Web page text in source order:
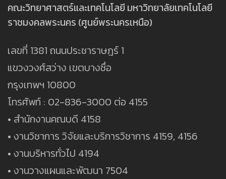
คณะวิทยาศาสตร์และเทคโนโลยี มหาวิทยาลัยเทคโนโลยี
ราชมงคลพระนคร (ศูนย์พระนครเหนือ)
เลขที่ 1381 ถนนประชาราษฎร์ 1
แขวงวงศ์สว่าง เขตบางซื่อ
กรุงเทพฯ 10800
โทรศัพท์ : 02-836-3000 ต่อ 4155
• สำนักงานคณบดี 4158
• งานวิชาการ วิจัยและบริการวิชาการ 4159, 4156
• งานบริหารทั่วไป 4194
• งานวางแผนและพัฒนา 7504